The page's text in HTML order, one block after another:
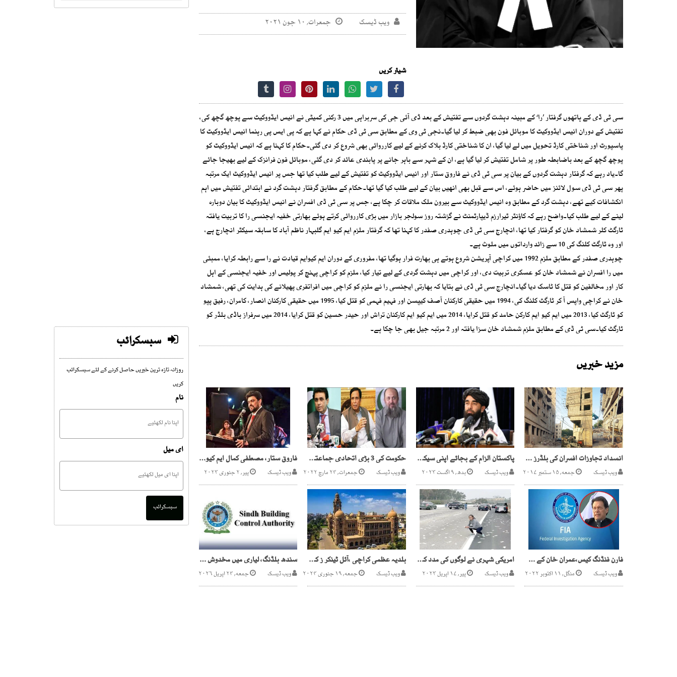
ویب ڈیسک جمعرات, ۱۰ جون ۲۰۲۱
شیئر کریں
سی ٹی ڈی کے ہاتھوں گرفتار ’را‘ کے مبینہ دہشت گردوں سے تفتیش کے بعد ڈی آئی جی کی سربراہی میں 3 رکنی کمیٹی نے انیس ایڈووکیٹ سے پوچھ گچھ کی،
تفتیش کے دوران انیس ایڈووکیٹ کا موبائل فون بھی ضبط کر لیا گیا۔نجی ٹی وی کے مطابق سی ٹی ڈی حکام نے کہا ہے کہ پی ایس پی رہنما انیس ایڈووکیٹ کا
پاسپورٹ اور شناختی کارڈ تحویل میں لے لیا گیا، ان کا شناختی کارڈ بلاک کرنے کے لیے کارروائی بھی شروع کر دی گئی۔حکام کا کہنا ہے کہ انیس ایڈووکیٹ کو
پوچھ گچھ کے بعد باضابطہ طور پر شامل تفتیش کر لیا گیا ہے، ان کے شہر سے باہر جانے پر پابندی عائد کر دی گئی، موبائل فون فرانزک کے لیے بھیجا جائے
گا۔یاد رہے کہ گرفتار دہشت گردوں کے بیان پر سی ٹی ڈی نے فاروق ستار اور انیس ایڈووکیٹ کو تفتیش کے لیے طلب کیا تھا جس پر انیس ایڈووکیٹ ایک مرتبہ
پھر سی ٹی ڈی سول لائنز میں حاضر ہوئے، اس سے قبل بھی انھیں بیان کے لیے طلب کیا گیا تھا۔حکام کے مطابق گرفتار دہشت گرد نے ابتدائی تفتیش میں اہم
انکشافات کیے تھے، دہشت گرد کے مطابق وہ انیس ایڈووکیٹ سے بیرون ملک ملاقات کر چکا ہے، جس پر سی ٹی ڈی افسران نے انیس ایڈووکیٹ کا بیان دوبارہ
لینے کے لیے طلب کیا۔واضح رہے کہ کاؤنٹر ٹیرارزم ڈیپارٹمنٹ نے گزشتہ روز سولجر بازار میں بڑی کارروائی کرتے ہوئے بھارتی خفیہ ایجنسی را کا تربیت یافتہ
ٹارگٹ کلر شمشاد خان کو گرفتار کیا تھا، انچارج سی ٹی ڈی چوہدری صفدر کا کہنا تھا کہ گرفتار ملزم ایم کیو ایم گلبہار ناظم آباد کا سابقہ سیکٹر انچارج ہے،
اور وہ ٹارگٹ کلنگ کی 10 سے زائد وارداتوں میں ملوث ہے۔
چوہدری صفدر کے مطابق ملزم 1992 میں کراچی آپریشن شروع ہوتے ہی بھارت فرار ہوگیا تھا، مفروری کے دوران ایم کیوایم قیادت نے را سے رابطہ کرایا، ممبئی
میں را افسران نے شمشاد خان کو عسکری تربیت دی، اور کراچی میں دہشت گردی کے لیے تیار کیا، ملزم کو کراچی پہنچ کر پولیس اور خفیہ ایجنسی کے اہل
کار اور مخالفین کو قتل کا ٹاسک دیا گیا۔انچارج سی ٹی ڈی نے بتایا کہ بھارتی ایجنسی را نے ملزم کو کراچی میں افراتفری پھیلانے کی ہدایت کی تھی، شمشاد
خان نے کراچی واپس آ کر ٹارگٹ کلنگ کی، 1994 میں حقیقی کارکنان آصف کیپسن اور فہیم فہمی کو قتل کیا، 1995 میں حقیقی کارکنان انصار، کامران، رفیق پپو
کو ٹارگٹ کیا، 2013 میں ایم کیو ایم کارکن حامد کو قتل کرایا، 2014 میں ایم کیو ایم کارکنان تراش اور حیدر حسین کو قتل کرایا، 2014 میں سرفراز باڈی بلڈر کو
ٹارگٹ کیا۔سی ٹی ڈی کے مطابق ملزم شمشاد خان سزا یافتہ اور 2 مرتبہ جیل بھی جا چکا ہے۔
مزید خبریں
انسداد تجاوزات افسران کی بلڈرز سے لوٹ مار، سرکاری خزانے کو چونا لگانے لگے
ویب ڈیسک جمعه, ۱۵ ستمبر ۲۰۱۷
پاکستان الزام کے بجائے اپنی سیکیورٹی پر توجہ دے ، افغان طالبان
ویب ڈیسک بدھ, ۹ اگست ۲۰۲۳
حکومت کی 3 بڑی اتحادی جماعتوں کا اپوزیشن کی حمایت کا فیصلہ، 25 مارچ کو اعلان متوقع
ویب ڈیسک جمعرات, ۲۴ مارچ ۲۰۲۲
فاروق ستار، مصطفی کمال ایم کیو ایم میں شمولیت پر آمادہ ہوگئے،گورنر سندھ
ویب ڈیسک پیر, ۲ جنوری ۲۰۲۳
فارن فنڈنگ کیس،عمران خان کے خلاف مقدمہ درج،گرفتاری کی تیاری
ویب ڈیسک منگل, ۱۱ اکتوبر ۲۰۲۲
امریکی شہری نے لوگوں کی مدد کے لیے دو لاکھ ڈالر شاہراہ پر پھینک دیے
ویب ڈیسک پیر, ۱۷ اپریل ۲۰۲۳
بلدیہ عظمی کراچی ،آئل ٹینکر ز کو پارکنگ فیس معاف، یومیہ لاکھوں روپے رشوت وصولی
ویب ڈیسک جمعه, ۱۹ جنوری ۲۰۲۴
سندھ بلڈنگ، لیاری میں مخدوش عمارتوں پر غیر قانونی اضافی منزلیں
ویب ڈیسک جمعه, ۲۴ اپریل ۲۰۲۶
سبسکرائب
روزانہ تازہ ترین خبریں حاصل کرنے کے لئے سبسکرائب
کریں
نام
ای میل
سبسکرائب